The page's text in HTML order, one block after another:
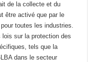
de la collecte et du
être activé que par le
toutes les industries.
sur la protection des
tels que la
dans le secteur